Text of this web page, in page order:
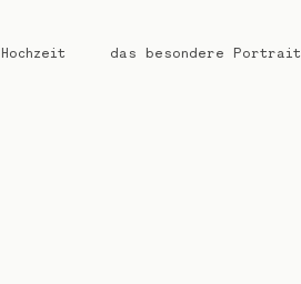
Hochzeit das besondere Portrait